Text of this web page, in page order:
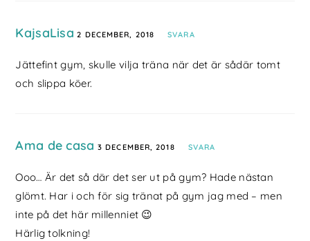
KajsaLisa 2 DECEMBER, 2018 SVARA
Jättefint gym, skulle vilja träna när det är sådär tomt
och slippa köer.
Ama de casa 3 DECEMBER, 2018 SVARA
Ooo… Är det så där det ser ut på gym? Hade nästan
glömt. Har i och för sig tränat på gym jag med – men
inte på det här millenniet 😉
Härlig tolkning!